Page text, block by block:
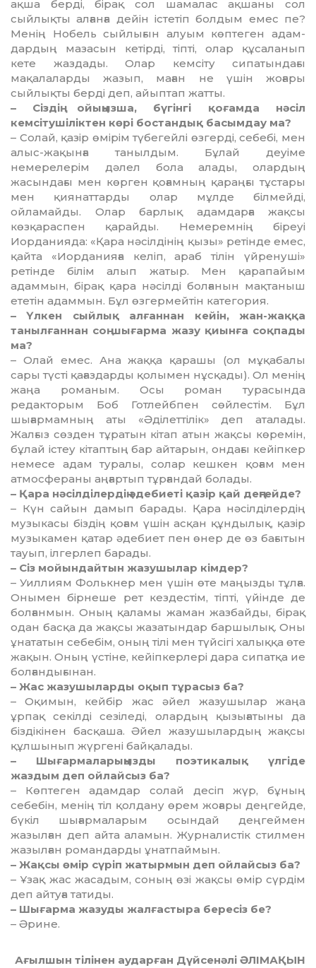
ақша берді, бірақ сол шамалас ақшаны сол
сыйлықты алғанға дейін істетіп болдым емес пе?
Менің Нобель сыйлығын алуым көптеген адам­
дардың мазасын кетірді, тіпті, олар құсаланып
кете жазда­ды. Олар кемсіту сипатындағы
мақалаларды жазып, маған не үшін жоғары
сыйлықты берді деп, айыптап жатты.
– Сіздің ойыңызша, бүгінгі қоғамда нәсіл
кемсітушіліктен көрі бостандық басымдау ма?
– Солай, қазір өмірім түбе­гей­лі өзгерді, себебі, мен
алыс-жа­қын­ға танылдым. Бұлай деуіме
немерелерім дәлел бола алады, олардың
жасындағы мен көрген қоғамның қараңғы тұстары
мен қиянаттарды олар мұлде білмей­ді,
ойламайды. Олар барлық адамдарға жақсы
көзқараспен қарайды. Немеремнің біреуі
Иорданияда: «Қара нәсілдінің қы­зы» ретінде емес,
қайта «Иор­да­нияға келіп, араб тілін үй­ренуші»
ретінде білім алып жатыр. Мен қарапайым
адаммын, бірақ қара нәсілді болғанын мақтаныш
ететін адаммын. Бұл өзгермейтін категория.
– Үлкен сыйлық алғаннан ке­йін, жан-жаққа
танылғаннан соң шы­ғарма жазу қиынға соқпады
ма?
– Олай емес. Ана жаққа қара­шы (ол мұқабалы
сары түсті қағаз­дарды қолымен нұсқады). Ол менің
жаңа романым. Осы роман турасында
редакторым Боб Готлейбпен сөйлестім. Бұл
шығармамның аты «Әділеттілік» деп аталады.
Жалғыз сөзден тұратын кітап атын жақсы көре­мін,
бұлай істеу кітаптың бар айтарын, ондағы кейіпкер
немесе адам туралы, солар кешкен қоғам мен
атмосфераны аңғартып тұрғандай болады.
– Қара нәсілділердің әдебиеті қазір қай деңгейде?
– Күн сайын дамып барады. Қара нәсілділердің
музыкасы біздің қоғам үшін асқан құнды­лық, қазір
музыкамен қатар әдебиет пен өнер де өз бағытын
тауып, ілгерлеп барады.
– Сіз мойындайтын жазушылар кімдер?
– Уиллиям Фолькнер мен үш­ін өте маңызды тұлға.
Онымен бірнеше рет кездестім, тіпті, үйін­де де
болғанмын. Оның қала­мы жаман жазбайды, бірақ
одан басқа да жақсы жазатындар баршылық. Оны
ұнататын себе­бім, оның тілі мен түйсігі халыққа өте
жақын. Оның үстіне, кейіп­кер­лері дара сипатқа ие
болған­ды­ғынан.
– Жас жазушыларды оқып тұрасыз ба?
– Оқимын, кейбір жас әйел жазу­шылар жаңа
ұрпақ секілді сезіледі, олардың қызығатыны да
біздікінен басқаша. Әйел жазу­шы­лардың жақсы
құлшынып жүр­гені байқалады.
– Шығармаларыңызды поэти­калық үлгіде
жаздым деп ойлайсыз ба?
– Көптеген адамдар солай десіп жүр, бұның
себебін, менің тіл қолдану өрем жоғары дең­гей­де,
бүкіл шығармаларым осындай деңгеймен
жазылған деп айта аламын. Журналистік стилмен
жа­зыл­ған романдарды ұнат­пай­мын.
– Жақсы өмір сүріп жатырмын деп ойлайсыз ба?
– Ұзақ жас жасадым, соның өзі жақсы өмір сүрдім
деп айтуға татиды.
– Шығарма жазуды жалғас­тыра бересіз бе?
– Әрине.
Ағылшын тілінен аударған Дүйсенәлі ӘЛІМАҚЫН